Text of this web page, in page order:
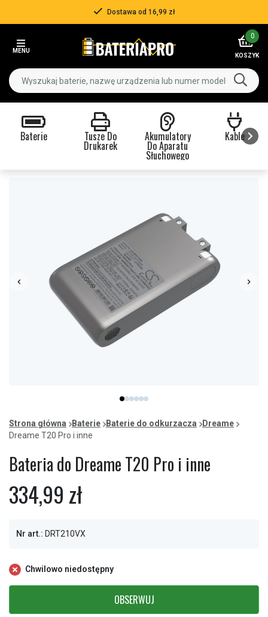
Dostawa od 16,99 zł
MENU
0
KOSZYK
Baterie Tusze Do
Drukarek
Akumulatory
Do Aparatu
Słuchowego
Kable
item
0
item
1
item
2
item
3
item
4
item
5
of
6
Strona główna Baterie Baterie do odkurzacza
Dreame
Dreame T20 Pro i inne
Bateria do Dreame T20 Pro i inne
334,99 zł
Nr art.: DRT210VX
Chwilowo niedostępny
OBSERWUJ